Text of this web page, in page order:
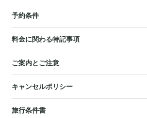
予約条件
料金に関わる特記事項
ご案内とご注意
キャンセルポリシー
旅行条件書